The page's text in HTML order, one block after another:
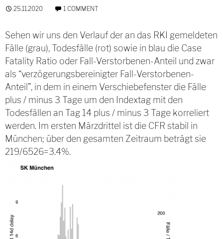
25.11.2020 1 COMMENT
Sehen wir uns den Verlauf der an das RKI gemeldeten
Fälle (grau), Todesfälle (rot) sowie in blau die Case
Fatality Ratio oder Fall-Verstorbenen-Anteil und zwar
als “verzögerungsbereinigter Fall-Verstorbenen-
Anteil”, in dem in einem Verschiebefenster die Fälle
plus / minus 3 Tage um den Indextag mit den
Todesfällen an Tag 14 plus / minus 3 Tage korreliert
werden. Im ersten Märzdrittel ist die CFR stabil in
München; über den gesamten Zeitraum beträgt sie
219/6526=3.4%.